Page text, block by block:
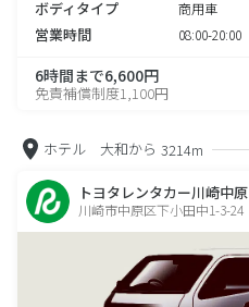
ボディタイプ 商用車
営業時間 08:00-20:00
6時間まで6,600円
免責補償制度1,100円
ホテル 大和から 3214m
トヨタレンタカー川崎中原
川崎市中原区下小田中1-3-24